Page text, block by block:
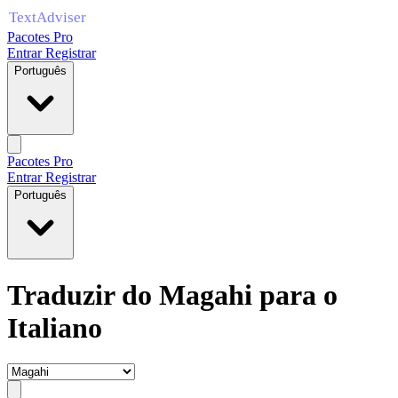
Pacotes Pro
EntrarRegistrar
Português
Pacotes Pro
EntrarRegistrar
Português
Traduzir do Magahi para o
Italiano